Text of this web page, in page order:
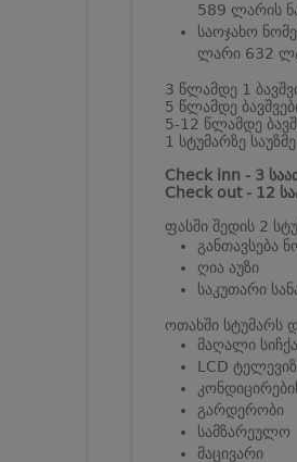
589 ლარის
საოჯახო
ლარი 632
3 წლამდე 1
5 წლამდე
5-12 წლამდე
1 სტუმარზე
Check inn - 3
Check out - 12
ფასში შედის 2
განთავსება
ღია აუზი
საკუთარი
ოთახში სტუმარს
მაღალი
LCD
გარდერობი
სამზარეულო
მაცივარი